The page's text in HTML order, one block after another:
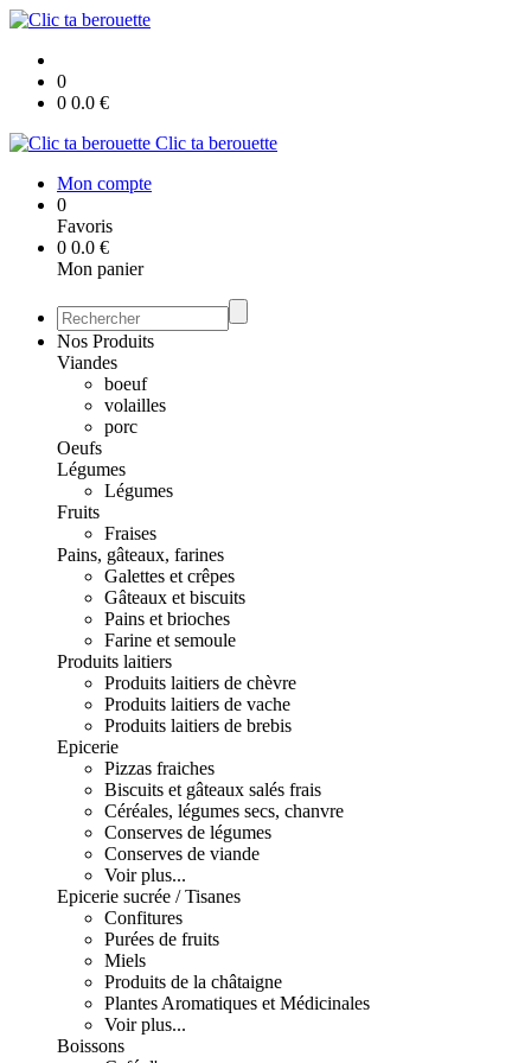
0
0 0.0 €
Clic ta berouette
Mon compte
0
Favoris
0 0.0 €
Mon panier
Nos Produits
Viandes
boeuf
volailles
porc
Oeufs
Légumes
Légumes
Fruits
Fraises
Pains, gâteaux, farines
Galettes et crêpes
Gâteaux et biscuits
Pains et brioches
Farine et semoule
Produits laitiers
Produits laitiers de chèvre
Produits laitiers de vache
Produits laitiers de brebis
Epicerie
Pizzas fraiches
Biscuits et gâteaux salés frais
Céréales, légumes secs, chanvre
Conserves de légumes
Conserves de viande
Voir plus...
Epicerie sucrée / Tisanes
Confitures
Purées de fruits
Miels
Produits de la châtaigne
Plantes Aromatiques et Médicinales
Voir plus...
Boissons